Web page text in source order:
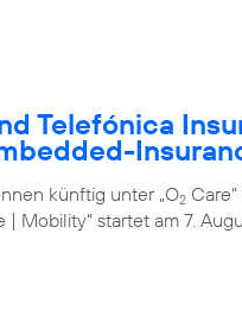
Telefónica
künftig unter „O2
| Mobility“ startet am 7.